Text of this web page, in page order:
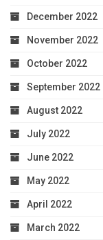
December 2022
November 2022
October 2022
September 2022
August 2022
July 2022
June 2022
May 2022
April 2022
March 2022